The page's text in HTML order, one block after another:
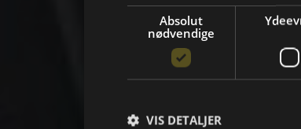
Absolut
nødvendige
VIS DETALJER